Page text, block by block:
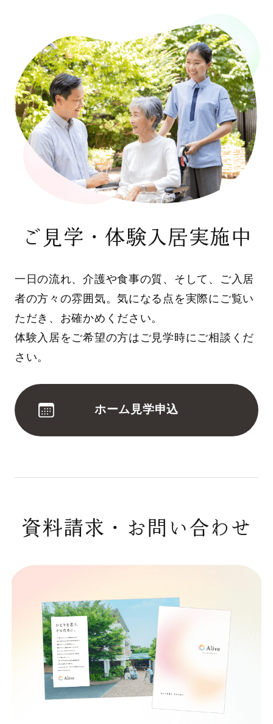
ご見学・体験入居実施中
一日の流れ、介護や食事の質、そして、ご入居
者の方々の雰囲気。気になる点を実際にご覧い
ただき、お確かめください。
体験入居をご希望の方はご見学時にご相談くだ
さい。
ホーム見学申込
資料請求・お問い合わせ